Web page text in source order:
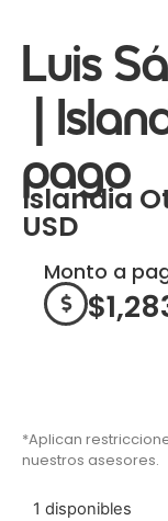
Luis
|
pago
Islandia
USD
Monto a
$
*Aplican
nuestros asesores.
1 disponibles